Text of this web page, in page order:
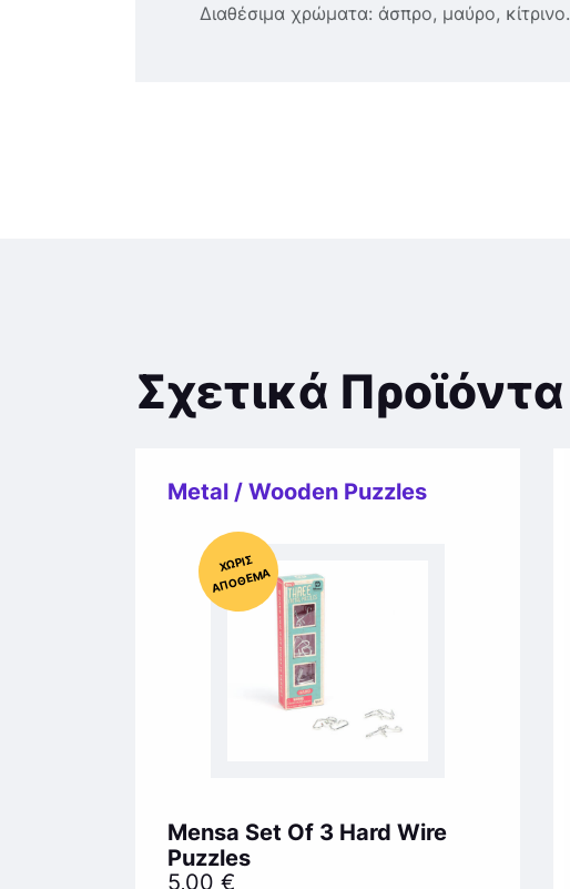
Διαθέσιμα χρώματα: άσπρο, μαύρο, κίτρινο.
Σχετικά Προϊόντα
Metal / Wooden Puzzles
Χ
ΩΡΊΣ
Α
Π
Ό
ΘΕ
ΜΑ
Mensa Set Of 3 Hard Wire
Puzzles
5,00 €